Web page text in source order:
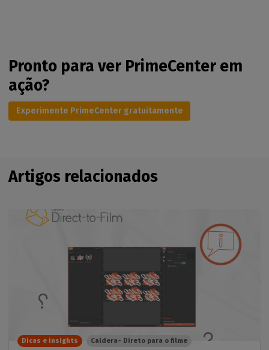
Pronto para ver PrimeCenter em
ação?
Experimente PrimeCenter gratuitamente
Artigos relacionados
Dicas e insights Caldera- Direto para o filme